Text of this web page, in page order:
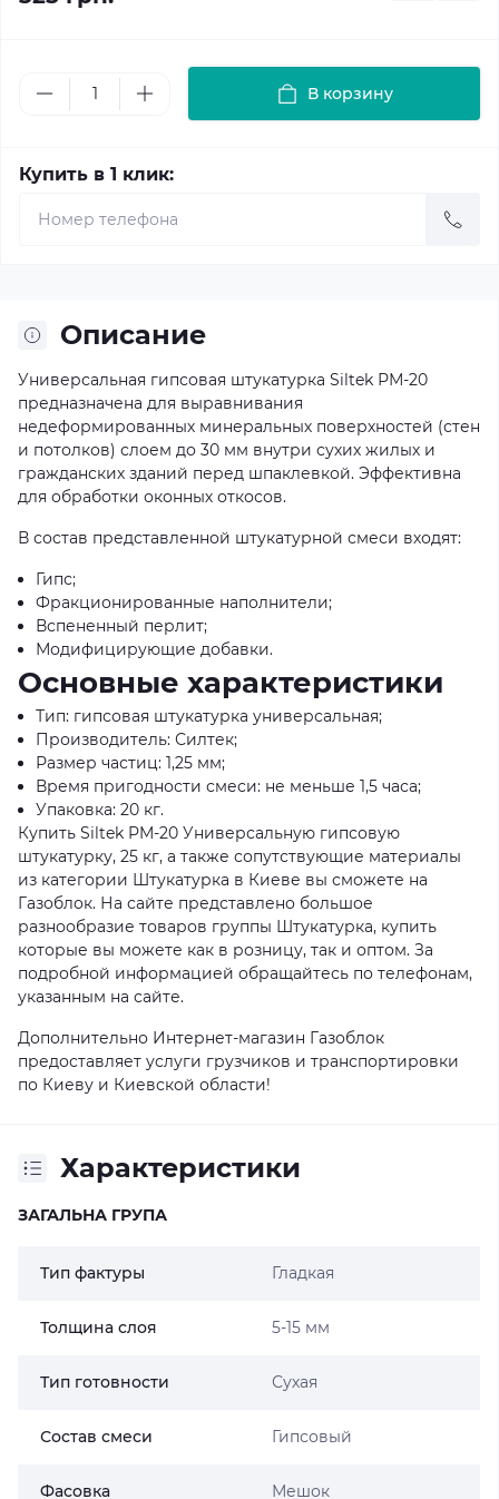
В корзину
Купить в 1 клик:
Описание
Универсальная гипсовая штукатурка Siltek РМ-20
предназначена для выравнивания
недеформированных минеральных поверхностей (стен
и потолков) слоем до 30 мм внутри сухих жилых и
гражданских зданий перед шпаклевкой. Эффективна
для обработки оконных откосов.
В состав представленной штукатурной смеси входят:
Гипс;
Фракционированные наполнители;
Вспененный перлит;
Модифицирующие добавки.
Основные характеристики
Тип: гипсовая штукатурка универсальная;
Производитель: Силтек;
Размер частиц: 1,25 мм;
Время пригодности смеси: не меньше 1,5 часа;
Упаковка: 20 кг.
Купить Siltek PM-20 Универсальную гипсовую
штукатурку, 25 кг, а также сопутствующие материалы
из категории Штукатурка в Киеве вы сможете на
Газоблок. На сайте представлено большое
разнообразие товаров группы Штукатурка, купить
которые вы можете как в розницу, так и оптом. За
подробной информацией обращайтесь по телефонам,
указанным на сайте.
Дополнительно Интернет-магазин Газоблок
предоставляет услуги грузчиков и транспортировки
по Киеву и Киевской области!
Характеристики
ЗАГАЛЬНА ГРУПА
Тип фактуры Гладкая
Толщина слоя 5-15 мм
Тип готовности Сухая
Состав смеси Гипсовый
Фасовка Мешок